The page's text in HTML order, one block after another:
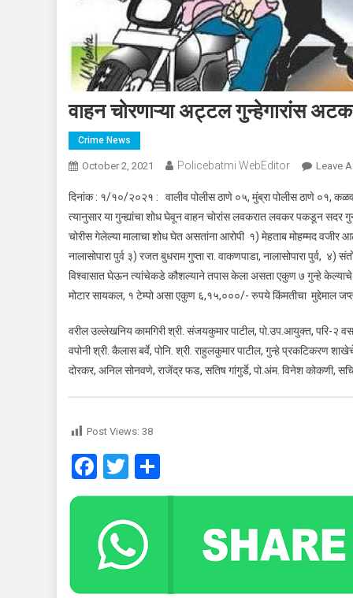
वाहन चोरणाऱ्या अट्टल गुन्हेगारांस
Crime News
October 2, 2021 Policebatmi WebEditor Leave
दिनांक : १/१०/२०२१ : वालीव पोलीस ठाणे ०५, मुंब्रा पोलीस ठाणे ०१,
त्यानुसार या गुन्ह्यांचा शोध घेवून वाहन चोरांस लवकरात लवकर पकडून सदर
चोरीस गेलेल्या मालाचा शोध घेत असतांना आरोपी १) मेहताब मोहम्मद वजीर
नालासोपारा पुर्व ३) रजत बुधराम गुप्ता रा. वाकणपाडा, नालासोपारा पुर्व,
विश्वासात घेऊन त्यांचेकडे कौशल्याने तपास केला असता एकुण ७ गुन्हे
मोटार सायकल, १ टेम्पो असा एकुण ६,१५,०००/- रुपये किंमतीचा मुद्देमाल
वरील उल्लेखनिय कामगिरी श्री. संजयकुमार पाटील, पो.उप.आयुक्त, परि-२
वपोनी श्री. कैलास बर्वे, पोनि. श्री. राहुलकुमार पाटील, गुन्हे प्रकटिकरण
दोरकर, अनिल सोनवणे, राजेंद्र फड, सतिष गांगुर्डे, पो.अंम. विनेश कोकणी,
Post Views: 38
Facebook
Twitter